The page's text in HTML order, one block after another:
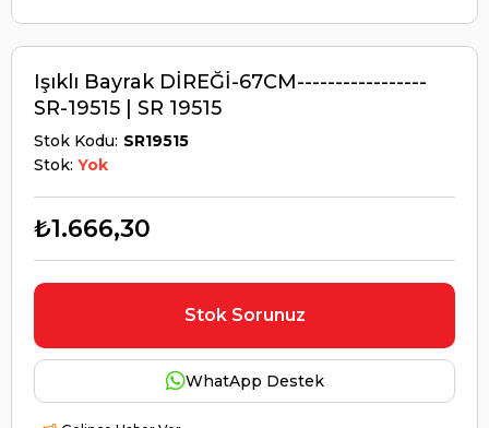
Işıklı Bayrak DİREĞİ-67CM-----------------
SR-19515 | SR 19515
Stok Kodu SR19515
Stok: Yok
₺1.666,30
Stok Sorunuz
WhatApp Destek